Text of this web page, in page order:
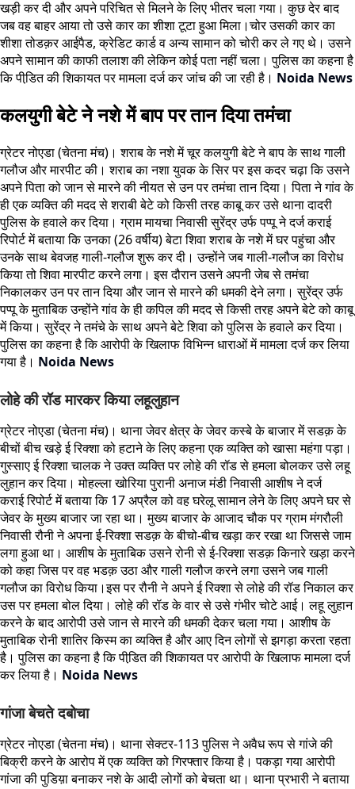
खड़ी कर दी और अपने परिचित से मिलने के लिए भीतर चला गया। कुछ देर बाद
जब वह बाहर आया तो उसे कार का शीशा टूटा हुआ मिला।चोर उसकी कार का
शीशा तोडक़र आईपैड, क्रेडिट कार्ड व अन्य सामान को चोरी कर ले गए थे। उसने
अपने सामान की काफी तलाश की लेकिन कोई पता नहीं चला। पुलिस का कहना है
कि पीडि़त की शिकायत पर मामला दर्ज कर जांच की जा रही है। Noida News
कलयुगी बेटे ने नशे में बाप पर तान दिया तमंचा
ग्रेटर नोएडा (चेतना मंच)। शराब के नशे में चूर कलयुगी बेटे ने बाप के साथ गाली
गलौज और मारपीट की। शराब का नशा युवक के सिर पर इस कदर चढ़ा कि उसने
अपने पिता को जान से मारने की नीयत से उन पर तमंचा तान दिया। पिता ने गांव के
ही एक व्यक्ति की मदद से शराबी बेटे को किसी तरह काबू कर उसे थाना दादरी
पुलिस के हवाले कर दिया। ग्राम मायचा निवासी सुरेंद्र उर्फ पप्पू ने दर्ज कराई
रिपोर्ट में बताया कि उनका (26 वर्षीय) बेटा शिवा शराब के नशे में घर पहुंचा और
उनके साथ बेवजह गाली-गलौज शुरू कर दी। उन्होंने जब गाली-गलौज का विरोध
किया तो शिवा मारपीट करने लगा। इस दौरान उसने अपनी जेब से तमंचा
निकालकर उन पर तान दिया और जान से मारने की धमकी देने लगा। सुरेंद्र उर्फ
पप्पू के मुताबिक उन्होंने गांव के ही कपिल की मदद से किसी तरह अपने बेटे को काबू
में किया। सुरेंद्र ने तमंचे के साथ अपने बेटे शिवा को पुलिस के हवाले कर दिया।
पुलिस का कहना है कि आरोपी के खिलाफ विभिन्न धाराओं में मामला दर्ज कर लिया
गया है। Noida News
लोहे की रॉड मारकर किया लहूलुहान
ग्रेटर नोएडा (चेतना मंच)। थाना जेवर क्षेत्र के जेवर कस्बे के बाजार में सडक़ के
बीचों बीच खड़े ई रिक्शा को हटाने के लिए कहना एक व्यक्ति को खासा महंगा पड़ा।
गुस्साए ई रिक्शा चालक ने उक्त व्यक्ति पर लोहे की रॉड से हमला बोलकर उसे लहू
लुहान कर दिया। मोहल्ला खोरिया पुरानी अनाज मंडी निवासी आशीष ने दर्ज
कराई रिपोर्ट में बताया कि 17 अप्रैल को वह घरेलू सामान लेने के लिए अपने घर से
जेवर के मुख्य बाजार जा रहा था। मुख्य बाजार के आजाद चौक पर ग्राम मंगरौली
निवासी रौनी ने अपना ई-रिक्शा सडक़ के बीचो-बीच खड़ा कर रखा था जिससे जाम
लगा हुआ था। आशीष के मुताबिक उसने रोनी से ई-रिक्शा सडक़ किनारे खड़ा करने
को कहा जिस पर वह भडक़ उठा और गाली गलौज करने लगा उसने जब गाली
गलौज का विरोध किया।इस पर रौनी ने अपने ई रिक्शा से लोहे की रॉड निकाल कर
उस पर हमला बोल दिया। लोहे की रॉड के वार से उसे गंभीर चोटे आई। लहू लुहान
करने के बाद आरोपी उसे जान से मारने की धमकी देकर चला गया। आशीष के
मुताबिक रोनी शातिर किस्म का व्यक्ति है और आए दिन लोगों से झगड़ा करता रहता
है। पुलिस का कहना है कि पीडि़त की शिकायत पर आरोपी के खिलाफ मामला दर्ज
कर लिया है। Noida News
गांजा बेचते दबोचा
ग्रेटर नोएडा (चेतना मंच)। थाना सेक्टर-113 पुलिस ने अवैध रूप से गांजे की
बिक्री करने के आरोप में एक व्यक्ति को गिरफ्तार किया है। पकड़ा गया आरोपी
गांजा की पुडिय़ा बनाकर नशे के आदी लोगों को बेचता था। थाना प्रभारी ने बताया